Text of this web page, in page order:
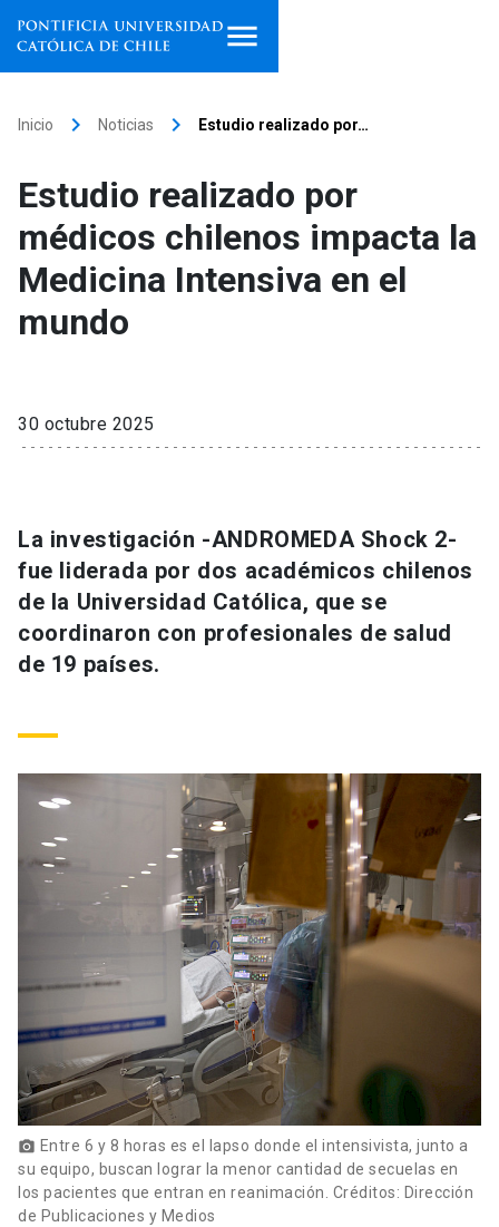
Facultades, escuelas e
institutos
Investigación
Información para keyboard_arrow_down
Futuros estudiantes
Estudiantes
Académicos
Personal
Alumni launch
Padres y familia
launch
Go to english site launch
Mi Cuenta UC launch
Mi Portal UC launch
Biblioteca launch
Donaciones launch
Inicio keyboard_arrow_right Noticias keyboard_arrow_right Estudio realizado por…
Estudio realizado por
médicos chilenos impacta la
Medicina Intensiva en el
mundo
30 octubre 2025
La investigación -ANDROMEDA Shock 2-
fue liderada por dos académicos chilenos
de la Universidad Católica, que se
coordinaron con profesionales de salud
de 19 países.
photo_camera Entre 6 y 8 horas es el lapso donde el intensivista, junto a
su equipo, buscan lograr la menor cantidad de secuelas en
los pacientes que entran en reanimación. Créditos: Dirección
de Publicaciones y Medios